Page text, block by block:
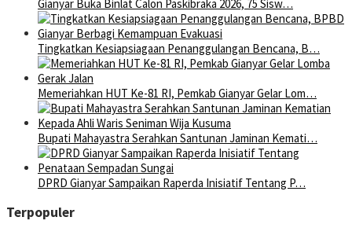
Gianyar Buka Binlat Calon Paskibraka 2026, 75 Sisw…
Tingkatkan Kesiapsiagaan Penanggulangan Bencana, B…
Memeriahkan HUT Ke-81 RI, Pemkab Gianyar Gelar Lom…
Bupati Mahayastra Serahkan Santunan Jaminan Kemati…
DPRD Gianyar Sampaikan Raperda Inisiatif Tentang P…
Terpopuler